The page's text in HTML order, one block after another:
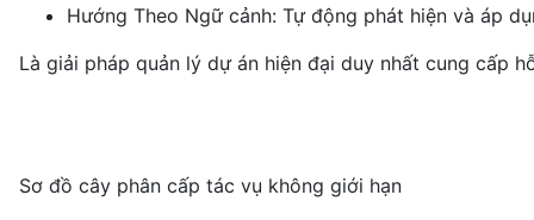
Hướng Theo Ngữ cảnh: Tự động phát hiện và áp
Là giải pháp quản lý dự án hiện đại duy nhất cung cấp
Sơ đồ cây phân cấp tác vụ không giới hạn